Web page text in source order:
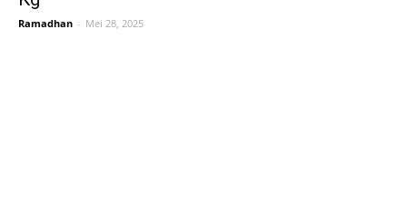
Ramadhan - Mei 28, 2025